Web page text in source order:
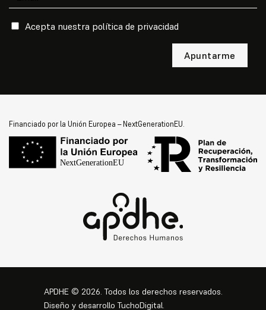
Por favor, deja este campo vacío.
Acepta nuestra política de privacidad
Financiado por la Unión Europea – NextGenerationEU.
APDHE © 2026. Todos los derechos reservados.
Diseño y desarrolloTuchoDigital.